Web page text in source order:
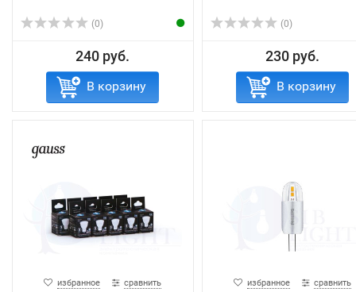
(0)
240 руб.
В корзину
(0)
230 руб.
В корзину
избранное сравнить избранное сравнить